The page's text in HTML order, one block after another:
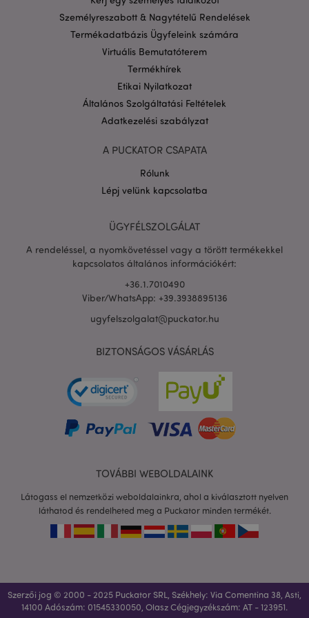
Személyreszabott & Nagytételű Rendelések
Termékadatbázis Ügyfeleink számára
Virtuális Bemutatóterem
Termékhírek
Etikai Nyilatkozat
Általános Szolgáltatási Feltételek
Adatkezelési szabályzat
A PUCKATOR CSAPATA
Rólunk
Lépj velünk kapcsolatba
ÜGYFÉLSZOLGÁLAT
A rendeléssel, a nyomkövetéssel vagy a törött termékekkel
kapcsolatos általános információkért:
+36.1.7010490
Viber/WhatsApp: +39.3938895136
ugyfelszolgalat@puckator.hu
BIZTONSÁGOS VÁSÁRLÁS
TOVÁBBI WEBOLDALAINK
Látogass el nemzetközi weboldalainkra, ahol a kiválasztott nyelven
láthatod és rendelheted meg a Puckator minden termékét.
Szerzői jog © 2000 - 2025 Puckator SRL, Székhely: Via Comentina 38, Asti,
14100 Adószám: 01545330050, Olasz Cégjegyzékszám: AT - 123951‏.
CookieScriptConsent
.puckator.hu
X-Magento-Vary
Adobe Inc.
puckator.hu
adatvédelmi szabályzatát